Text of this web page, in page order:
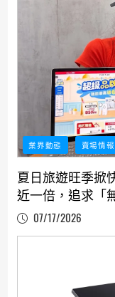
業界動態 賣場情報
夏日旅遊旺季掀
近一倍，追求「
24h購物推旅拍
07/17/2026